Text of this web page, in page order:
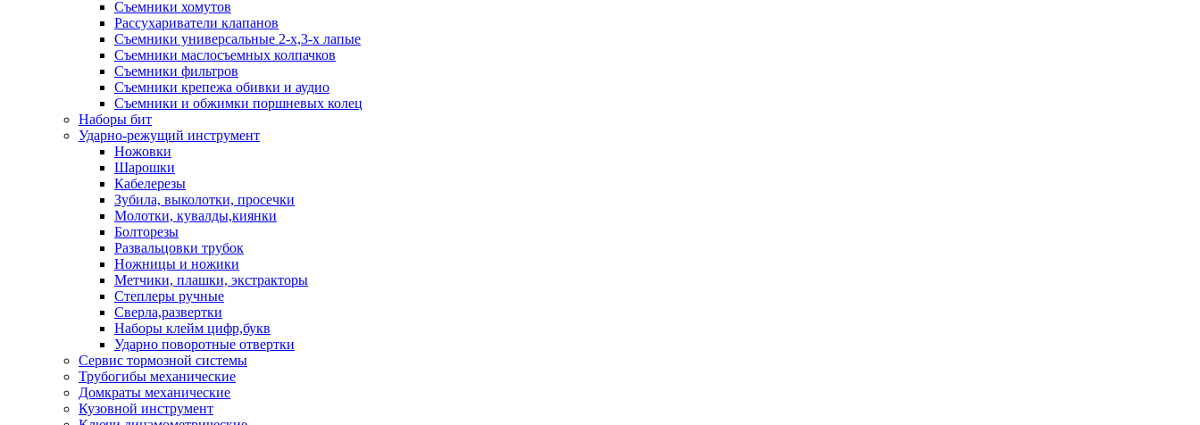
Съемники хомутов
Рассухариватели клапанов
Съемники универсальные 2-х,3-х лапые
Съемники маслосъемных колпачков
Съемники фильтров
Съемники крепежа обивки и аудио
Съемники и обжимки поршневых колец
Наборы бит
Ударно-режущий инструмент
Ножовки
Шарошки
Кабелерезы
Зубила, выколотки, просечки
Молотки, кувалды,киянки
Болторезы
Развальцовки трубок
Ножницы и ножики
Метчики, плашки, экстракторы
Степлеры ручные
Сверла,развертки
Наборы клейм цифр,букв
Ударно поворотные отвертки
Сервис тормозной системы
Трубогибы механические
Домкраты механические
Кузовной инструмент